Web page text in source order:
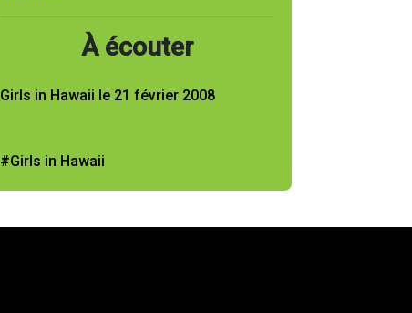
À écouter
Girls in Hawaii le 21 février 2008
#Girls in Hawaii